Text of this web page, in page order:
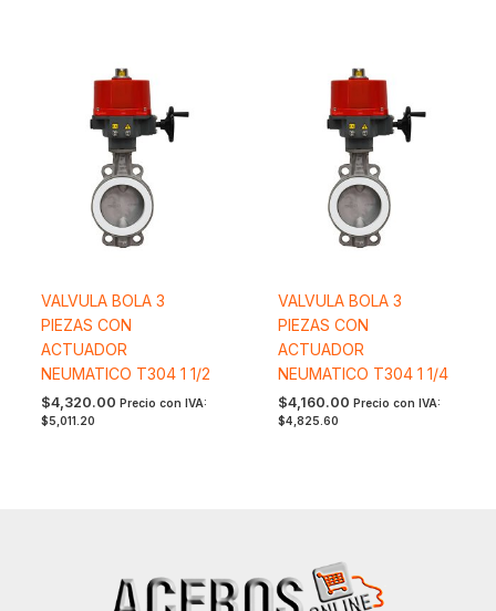
VALVULA BOLA 3
PIEZAS CON
ACTUADOR
NEUMATICO T304 1 1/2
$4,320.00 Precio con IVA:
$5,011.20
VALVULA BOLA 3
PIEZAS CON
ACTUADOR
NEUMATICO T304 1 1/4
$4,160.00 Precio con IVA:
$4,825.60